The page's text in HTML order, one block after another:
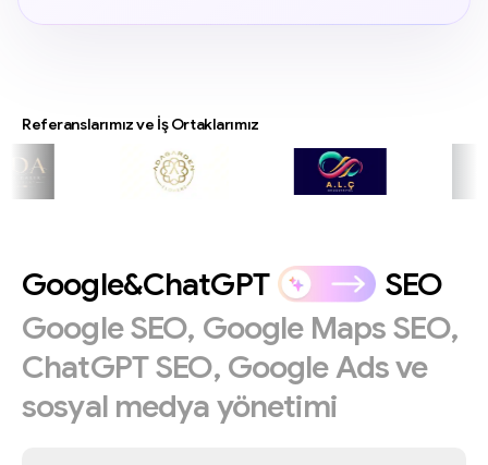
Referanslarımız ve İş Ortaklarımız
Google&ChatGPT
SEO
GoogleSEO, Google MapsSEO,
ChatGPTSEO, GoogleAdsve
sosyal medyayönetimi